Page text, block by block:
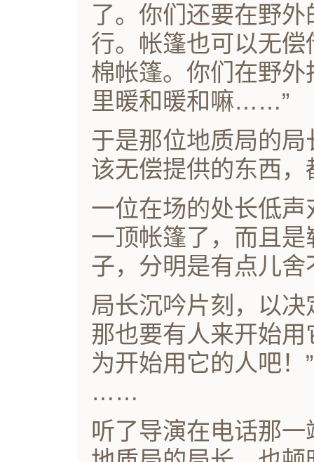
了。你们还要在野
行。帐篷也可以无
棉帐篷。你们在野
里暖和暖和嘛……”
于是那位地质局的
该无偿提供的东西
一位在场的处长低
一顶帐篷了，而且
子，分明是有点儿舍
局长沉吟片刻，以决
那也要有人来开始
为开始用它的人吧！”
……
听了导演在电话那